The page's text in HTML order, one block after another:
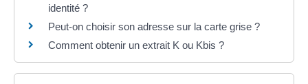
identité ?
Peut-on choisir son adresse sur la carte grise ?
Comment obtenir un extrait K ou Kbis ?